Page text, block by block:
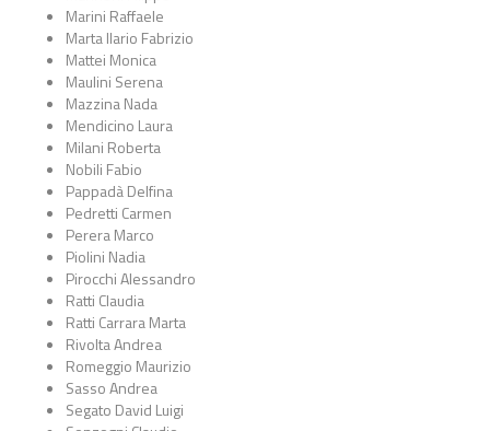
Marini Raffaele
Marta Ilario Fabrizio
Mattei Monica
Maulini Serena
Mazzina Nada
Mendicino Laura
Milani Roberta
Nobili Fabio
Pappadà Delfina
Pedretti Carmen
Perera Marco
Piolini Nadia
Pirocchi Alessandro
Ratti Claudia
Ratti Carrara Marta
Rivolta Andrea
Romeggio Maurizio
Sasso Andrea
Segato David Luigi